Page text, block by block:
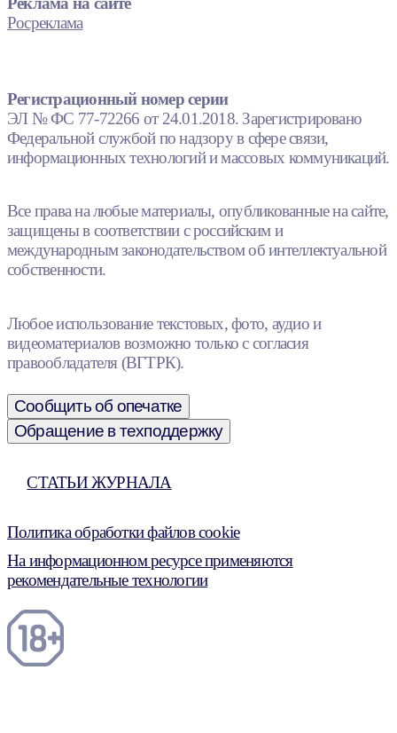
Росреклама
Регистрационный номер серии
ЭЛ № ФС 77-72266 от 24.01.2018. Зарегистрировано
Федеральной службой по надзору в сфере связи,
информационных технологий и массовых коммуникаций.
Все права на любые материалы, опубликованные на сайте,
защищены в соответствии с российским и
международным законодательством об интеллектуальной
собственности.
Любое использование текстовых, фото, аудио и
видеоматериалов возможно только с согласия
правообладателя (ВГТРК).
Сообщить об опечатке
Обращение в техподдержку
СТАТЬИ ЖУРНАЛА
Политика обработки файлов cookie
На информационном ресурсе применяются
рекомендательные технологии